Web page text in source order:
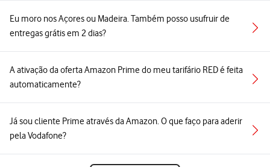
Eu moro nos Açores ou Madeira. Também posso usufruir de
entregas grátis em 2 dias?
A ativação da oferta Amazon Prime do meu tarifário RED é feita
automaticamente?
Já sou cliente Prime através da Amazon. O que faço para aderir
pela Vodafone?